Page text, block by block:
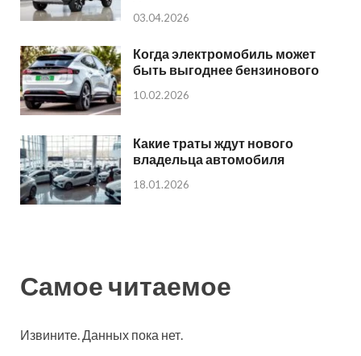
03.04.2026
Когда электромобиль может
быть выгоднее бензинового
10.02.2026
Какие траты ждут нового
владельца автомобиля
18.01.2026
Самое читаемое
Извините. Данных пока нет.